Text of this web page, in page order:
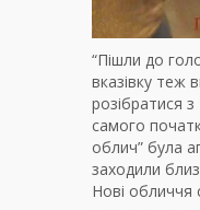
“Пішли до
вказівку теж
розібратися
самого
облич” була
заходили
Нові обличчя